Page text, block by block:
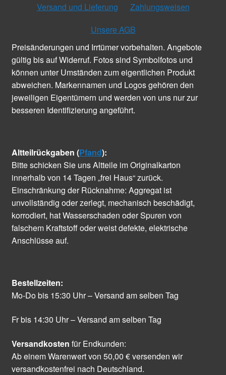
Versand und Lieferung
Zahlungsweisen
Unsere AGB
Preisänderungen und Irrtümer vorbehalten. Angebote
gültig bis auf Widerruf. Fotos sind Symbolfotos und
können unter Umständen zum eigentlichen Produkt
abweichen. Markennamen und Logos gehören den
jeweiligen Eigentümern und werden von uns nur zur
besseren Identifizierung angeführt.
Altteilrückgaben (Pfand):
Bitte schicken Sie uns Altteile im Originalkarton
innerhalb von 14 Tagen „frei Haus“ zurück.
Einschränkung der Rücknahme: Aggregat ist
unvollständig oder zerlegt, mechanisch beschädigt,
korrodiert, hat Wasserschaden oder Spuren von
falschem Kraftstoff oder weist defekte, elektrische
Anschlüsse auf.
Bestellzeiten:
Mo-Do bis 15:30 Uhr – Versand am selben Tag
Fr bis 14:30 Uhr – Versand am selben Tag
Versandkosten für Endkunden:
Ab einem Warenwert von 50,00 € versenden wir
versandkostenfrei nach Deutschland.